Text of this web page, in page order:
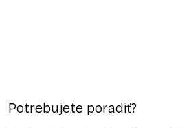
Potrebujete poradiť?